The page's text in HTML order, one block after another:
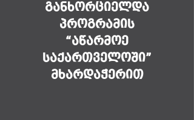
განხორციელდა
პროგრამის
“აწარმოე
საქართველოში”
მხარდაჭერით